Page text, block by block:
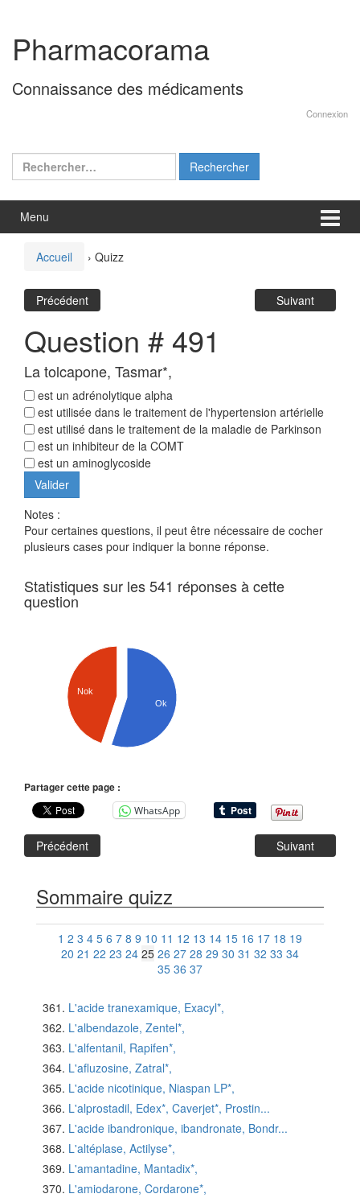
contenu
menu
principal
Pharmacorama
Connaissance des médicaments
Connexion
Rechercher :
Menu
Accueil › Quizz
Précédent Suivant
Question # 491
La tolcapone, Tasmar*,
est un adrénolytique alpha
est utilisée dans le traitement de l'hypertension artérielle
est utilisé dans le traitement de la maladie de Parkinson
est un inhibiteur de la COMT
est un aminoglycoside
Notes :
Pour certaines questions, il peut être nécessaire de cocher
plusieurs cases pour indiquer la bonne réponse.
Statistiques sur les 541 réponses à cette
question
Nok
Ok
Partager cette page :
WhatsApp
Précédent Suivant
Sommaire quizz
1 2 3 4 5 6 7 8 9 10 11 12 13 14 15 16 17 18 19
20 21 22 23 24 25 26 27 28 29 30 31 32 33 34
35 36 37
L'acide tranexamique, Exacyl*,
L'albendazole, Zentel*,
L'alfentanil, Rapifen*,
L'afluzosine, Zatral*,
L'acide nicotinique, Niaspan LP*,
L'alprostadil, Edex*, Caverjet*, Prostin...
L'acide ibandronique, ibandronate, Bondr...
L'altéplase, Actilyse*,
L'amantadine, Mantadix*,
L'amiodarone, Cordarone*,